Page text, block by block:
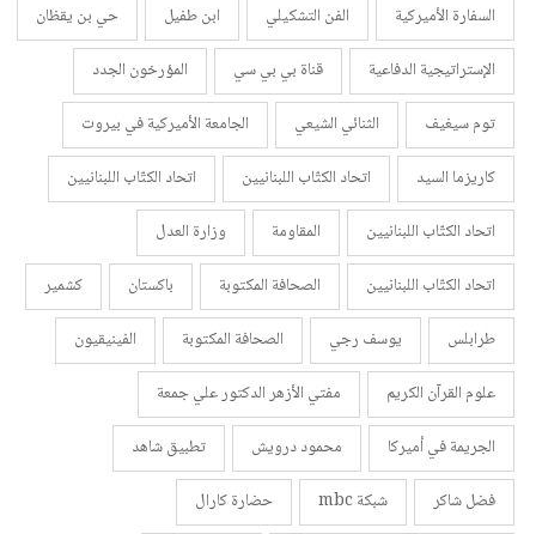
السفارة الأميركية
الفن التشكيلي ابن طفيل
حي بن يقظان
الإستراتيجية الدفاعية
قناة بي بي سي
المؤرخون الجدد
توم سيغيف
الثنائي الشيعي
الجامعة الأميركية في بيروت
كاريزما السيد
اتحاد الكتّاب اللبنانيين
اتحاد الكتّاب اللبنانيين
اتحاد الكتّاب اللبنانيين
المقاومة
وزارة العدل
اتحاد الكتّاب اللبنانيين
الصحافة المكتوبة باكستان
كشمير
طرابلس
يوسف رجي الصحافة المكتوبة
الفينيقيون
علوم القرآن الكريم
مفتي الأزهر الدكتور علي جمعة
الجريمة في أميركا
محمود درويش
تطبيق شاهد
فضل شاكر
شبكة mbc حضارة كارال